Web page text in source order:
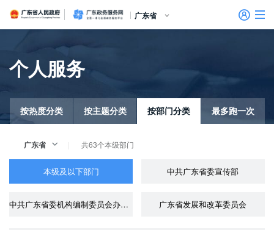
留言信箱
建言献策
信访相关法规
便民服务
百姓论坛
政府热线
网上调查
在线访谈
法律服务
领导信箱
未加载图片
政务微博
网络问政
意见征集
部门信箱
信访常见问题
信件回复
网上举报
公众监督
我要留言
广东省人民政府广东政务服务网
广东省
特色创新
个人服务
好差评
效能监督
个人服务
按热度分类 按主题分类 按部门分类 最多跑一次
广东省 共63个本级部门
本级及以下部门 中共广东省委宣传部
中共广东省委机构编制委员会办公室 广东省发展和改革委员会